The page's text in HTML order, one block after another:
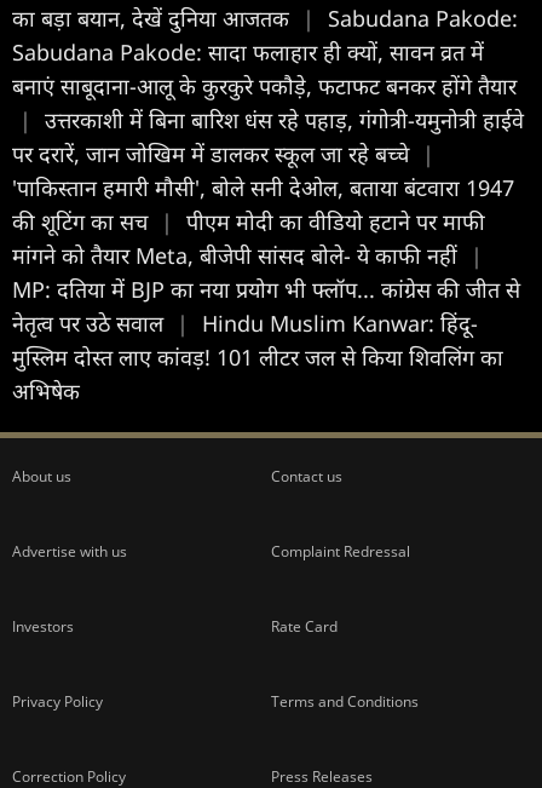
का बड़ा बयान, देखें दुनिया आजतक
|
Sabudana Pakode:
Sabudana Pakode: सादा फलाहार ही क्यों, सावन व्रत में
बनाएं साबूदाना-आलू के कुरकुरे पकौड़े, फटाफट बनकर होंगे तैयार
|
उत्तरकाशी में बिना बारिश धंस रहे पहाड़, गंगोत्री-यमुनोत्री हाईवे
पर दरारें, जान जोखिम में डालकर स्कूल जा रहे बच्चे |
'पाकिस्तान हमारी मौसी', बोले सनी देओल, बताया बंटवारा 1947
की शूटिंग का सच |
पीएम मोदी का वीडियो हटाने पर माफी
मांगने को तैयार Meta, बीजेपी सांसद बोले- ये काफी नहीं
|
MP: दतिया में BJP का नया प्रयोग भी फ्लॉप... कांग्रेस की जीत से
नेतृत्व पर उठे सवाल |
Hindu Muslim Kanwar: हिंदू-
मुस्लिम दोस्त लाए कांवड़! 101 लीटर जल से किया शिवलिंग का
अभिषेक
About us Contact us
Advertise with us Complaint Redressal
Investors Rate Card
Privacy Policy Terms and Conditions
Correction Policy Press Releases